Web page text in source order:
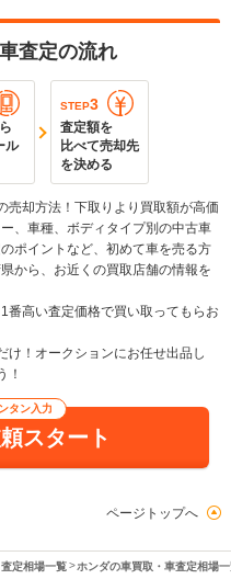
査定の流れ
ル
STEP3
査定額を
比べて売却先
を決める
売却方法！下取りより買取額が高価
、車種、ボディタイプ別の中古車
ポイントなど、初めて車を売る方
から、お近くの買取店舗の情報を
番高い査定価格で買い取ってもらお
け！オークションにお任せ出品し
！
タン入力
スタート
ページトップへ
定相場一覧 ホンダの車買取・車査定相場